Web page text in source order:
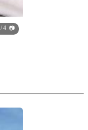
/ 4 📷